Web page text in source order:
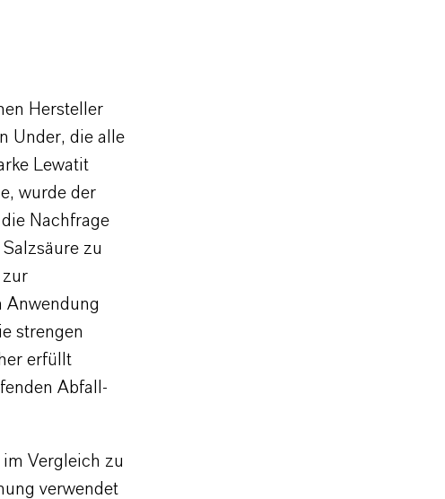
Hersteller
Under, die alle
Lewatit
wurde der
Nachfrage
zu
zur
Anwendung
strengen
erfüllt
Abfall-
Vergleich zu
verwendet